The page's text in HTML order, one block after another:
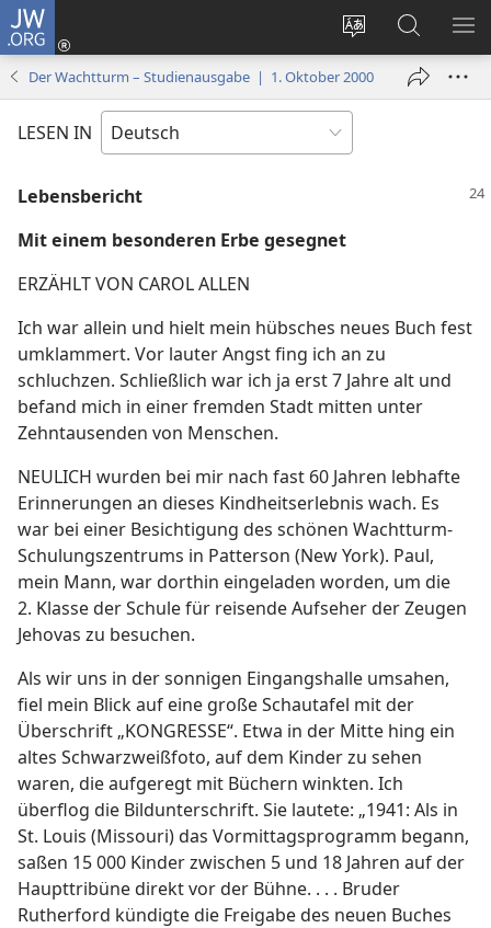
JW.ORG
Websitesprache
ändern
Anmelden
(öffnet
Suche
Der Wachtturm – Studienausgabe | 1. Oktober 2000
LESEN IN
Lebensbericht
Mit einem besonderen Erbe gesegnet
ERZÄHLT VON CAROL ALLEN
Ich war allein und hielt mein hübsches neues Buch fest
umklammert. Vor lauter Angst fing ich an zu
schluchzen. Schließlich war ich ja erst 7 Jahre alt und
befand mich in einer fremden Stadt mitten unter
Zehntausenden von Menschen.
NEULICH wurden bei mir nach fast 60 Jahren lebhafte
Erinnerungen an dieses Kindheitserlebnis wach. Es
war bei einer Besichtigung des schönen Wachtturm-
Schulungszentrums in Patterson (New York). Paul,
mein Mann, war dorthin eingeladen worden, um die
2. Klasse der Schule für reisende Aufseher der Zeugen
Jehovas zu besuchen.
Als wir uns in der sonnigen Eingangshalle umsahen,
fiel mein Blick auf eine große Schautafel mit der
Überschrift „KONGRESSE“. Etwa in der Mitte hing ein
altes Schwarzweißfoto, auf dem Kinder zu sehen
waren, die aufgeregt mit Büchern winkten. Ich
überflog die Bildunterschrift. Sie lautete: „1941: Als in
St. Louis (Missouri) das Vormittagsprogramm begann,
saßen 15 000 Kinder zwischen 5 und 18 Jahren auf der
Haupttribüne direkt vor der Bühne. . . . Bruder
Rutherford kündigte die Freigabe des neuen Buches